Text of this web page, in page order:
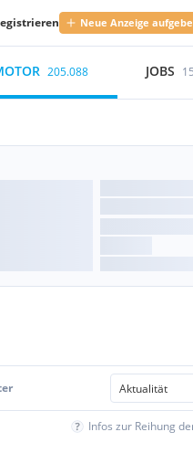
Neue Anzeige
205.088 JOBS
Infos zur Reihung